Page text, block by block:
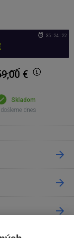
35 : 24 : 22
€
Skladom
dnes